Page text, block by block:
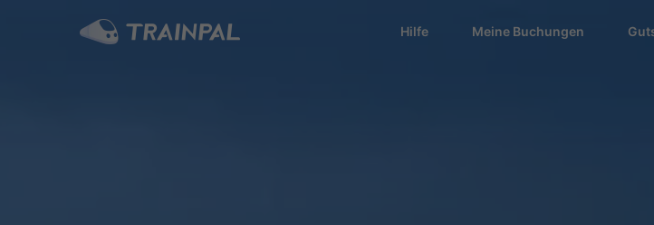
Hilfe Meine Buchungen